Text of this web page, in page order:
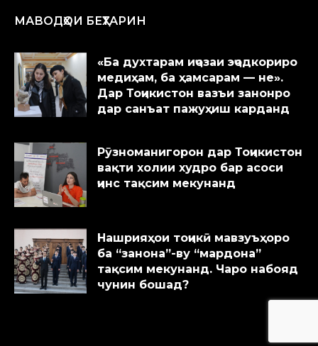
МАВОДҲОИ БЕҲТАРИН
«Ба духтарам иҷозаи эҷодкориро
медиҳам, ба ҳамсарам — не».
Дар Тоҷикистон вазъи занонро
дар санъат пажуҳиш карданд
Рӯзноманигорон дар Тоҷикистон
вақти холии худро бар асоси
ҷинс тақсим мекунанд
Нашрияҳои тоҷикӣ мавзуъҳоро
ба “занона”-ву “мардона”
тақсим мекунанд. Чаро набояд
чунин бошад?